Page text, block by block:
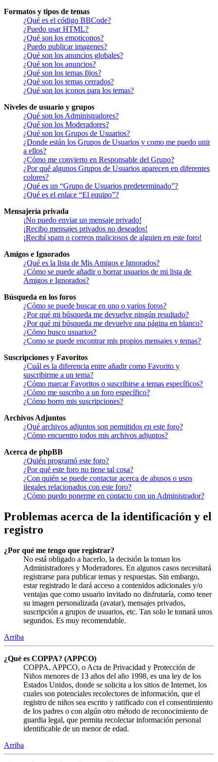
Formatos y tipos de temas
¿Qué es el código BBCode?
¿Puedo usar HTML?
¿Qué son los emoticonos?
¿Puedo publicar imagenes?
¿Qué son los anuncios globales?
¿Qué son los anuncios?
¿Qué son los temas fijos?
¿Qué son los temas cerrados?
¿Qué son los iconos para los temas?
Niveles de usuario y grupos
¿Qué son los Administradores?
¿Qué son los Moderadores?
¿Qué son los Grupos de Usuarios?
¿Donde están los Grupos de Usuarios y como me puedo unir
a ellos?
¿Cómo me convierto en Responsable del Grupo?
¿Por qué algunos Grupos de Usuarios aparecen en diferentes
colores?
¿Qué es un “Grupo de Usuarios predeterminado”?
¿Qué es el enlace “El equipo”?
Mensajería privada
¡No puedo enviar un mensaje privado!
¡Recibo mensajes privados no deseados!
¡Recibí spam o correos maliciosos de alguien en este foro!
Amigos e Ignorados
¿Qué es la lista de Mis Amigos e Ignorados?
¿Cómo se puede añadir o borrar usuarios de mi lista de
Amigos e Ignorados?
Búsqueda en los foros
¿Cómo se puede buscar en uno o varios foros?
¿Por qué mi búsqueda me devuelve ningún resultado?
¿Por qué mi búsqueda me devuelve una página en blanco?
¿Cómo busco usuarios?
¿Como se puede encontrar mis propios mensajes y temas?
Suscripciones y Favoritos
¿Cuál es la diferencia entre añadir como Favorito y
suscribirme a un tema?
¿Cómo marcar Favoritos o suscribirse a temas específicos?
¿Cómo me suscribo a un foro específico?
¿Cómo borro mis suscripciones?
Archivos Adjuntos
¿Qué archivos adjuntos son permitidos en este foro?
¿Cómo encuentro todos mis archivos adjuntos?
Acerca de phpBB
¿Quién programó este foro?
¿Por qué este foro no tiene tal cosa?
¿Con quién se puede contactar acerca de abusos o usos
ilegales relacionados con este foro?
¿Cómo puedo ponerme en contacto con un Administrador?
Problemas acerca de la identificación y el
registro
¿Por qué me tengo que registrar?
No está obligado a hacerlo, la decisión la toman los
Administradores y Moderadores. En algunos casos necesitará
registrarse para publicar temas y respuestas. Sin embargo,
estar registrado le dará acceso a contenidos adicionales y/o
ventajas que como usuario invitado no disfrutaría, como tener
su imagen personalizada (avatar), mensajes privados,
suscripción a grupos de usuarios, etc. Tan solo le tomará unos
segundos. Es muy recomendable.
Arriba
¿Qué es COPPA? (APPCO)
COPPA, APPCO, o Acta de Privacidad y Protección de
Niños menores de 13 años del año 1998, es una ley de los
Estados Unidos, donde se solicita a los sitios de Internet, los
cuales son potenciales recolectores de información, que el
registro de niños sea escrito y ratificado con el consentimiento
de los padres o con algún otro método de reconocimiento de
guardia legal, que permita recolectar información personal
identificable de un menor de edad.
Arriba